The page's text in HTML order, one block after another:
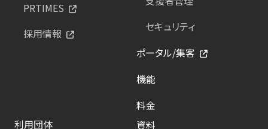
PRTIMES
採用情報
セキュリティ
ポータル/集客
機能
料金
利用団体
資料